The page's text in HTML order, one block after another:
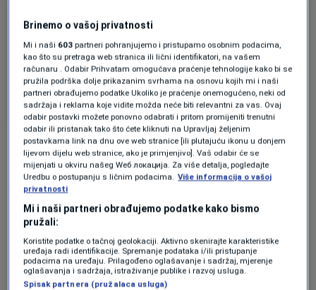
Forbes BiH
AKTUELNOSTI
Umjetna inteligencija još ne
preuzima cijele poslove, ali već
mijenja tržište rada
Forbes BiH
Ironično je i to što je Anthropic
istovremeno sarađivao s Bijelom kućom na
brojnim projektima. Kompanija je podržala
administrativni Akcioni plan za umjetnu
inteligenciju, učestvovala u obrazovnim
inicijativama i održavala redovne kontakte
Brinemo o vašoj privatnosti
Mi i naši 603 partneri pohranjujemo i pristupamo osobnim podacima,
kao što su pretraga web stranica ili lični identifikatori, na vašem
računaru . Odabir Prihvatam omogućava praćenje tehnologije kako bi se
pružila podrška dolje prikazanim svrhama na osnovu kojih mi i naši
partneri obrađujemo podatke Ukoliko je praćenje onemogućeno, neki od
sadržaja i reklama koje vidite možda neće biti relevantni za vas. Ovaj
odabir postavki možete ponovno odabrati i pritom promijeniti trenutni
odabir ili pristanak tako što ćete kliknuti na Upravljaj željenim
postavkama link na dnu ove web stranice [ili plutajuću ikonu u donjem
lijevom dijelu web stranice, ako je primjenjivo]. Vaš odabir će se
mijenjati u okviru našeg Wеб локација. Za više detalja, pogledajte
Uredbu o postupanju s ličnim podacima. Više informacija o vašoj
privatnosti
Mi i naši partneri obrađujemo podatke kako bismo
pružali:
Koristite podatke o tačnoj geolokaciji. Aktivno skenirajte karakteristike
uređaja radi identifikacije. Spremanje podataka i/ili pristupanje
podacima na uređaju. Prilagođeno oglašavanje i sadržaj, mjerenje
oglašavanja i sadržaja, istraživanje publike i razvoj usluga.
Spisak partnera (pružalaca usluga)